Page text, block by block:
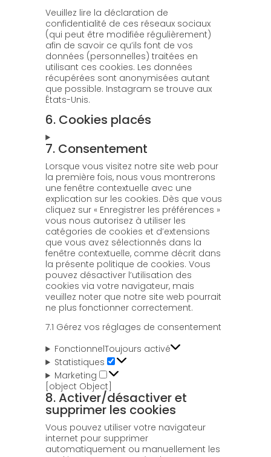
Veuillez lire la déclaration de
confidentialité de ces réseaux sociaux
(qui peut être modifiée régulièrement)
afin de savoir ce qu’ils font de vos
données (personnelles) traitées en
utilisant ces cookies. Les données
récupérées sont anonymisées autant
que possible. Instagram se trouve aux
États-Unis.
6. Cookies placés
7. Consentement
Lorsque vous visitez notre site web pour
la première fois, nous vous montrerons
une fenêtre contextuelle avec une
explication sur les cookies. Dès que vous
cliquez sur « Enregistrer les préférences »
vous nous autorisez à utiliser les
catégories de cookies et d’extensions
que vous avez sélectionnés dans la
fenêtre contextuelle, comme décrit dans
la présente politique de cookies. Vous
pouvez désactiver l’utilisation des
cookies via votre navigateur, mais
veuillez noter que notre site web pourrait
ne plus fonctionner correctement.
7.1 Gérez vos réglages de consentement
FonctionnelToujours activé
Statistiques
Statistiques
Marketing
Marketing
[object Object]
8. Activer/désactiver et
supprimer les cookies
Vous pouvez utiliser votre navigateur
internet pour supprimer
automatiquement ou manuellement les